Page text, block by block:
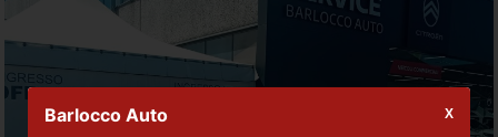
Barlocco Auto X